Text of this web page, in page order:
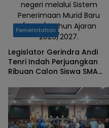
negeri melalui Sistem
Penerimaan Murid Baru
(SPMB) Tahun Ajaran
2026/2027.
Pemerintahan
Legislator Gerindra Andi
Tenri Indah Perjuangkan
Ribuan Calon Siswa SMA
Siap Kawal ke Kementerian